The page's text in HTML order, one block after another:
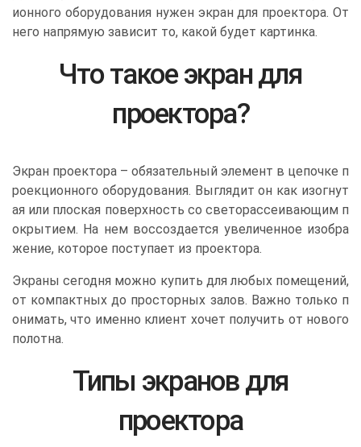
ионного оборудования нужен экран для проектора. От
него напрямую зависит то, какой будет картинка.
Что такое экран для
проектора?
Экран проектора – обязательный элемент в цепочке п
роекционного оборудования. Выглядит он как изогнут
ая или плоская поверхность со светорассеивающим п
окрытием. На нем воссоздается увеличенное изобра
жение, которое поступает из проектора.
Экраны сегодня можно купить для любых помещений,
от компактных до просторных залов. Важно только п
онимать, что именно клиент хочет получить от нового
полотна.
Типы экранов для
проектора